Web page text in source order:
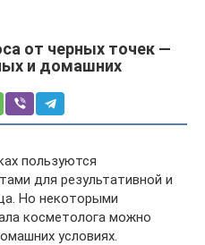
от черных точек —
и домашних
пользуются
для результативной и
Но некоторыми
косметолога можно
условиях.